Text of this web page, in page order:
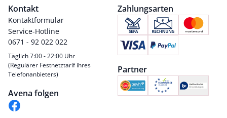
Kontakt
Kontaktformular
Service-Hotline
0671 - 92 022 022
Täglich 7:00 - 22:00 Uhr
(Regulärer Festnetztarif ihres
Telefonanbieters)
Avena folgen
Zahlungsarten
Partner